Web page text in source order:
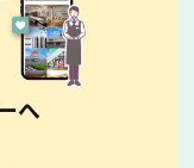
へ